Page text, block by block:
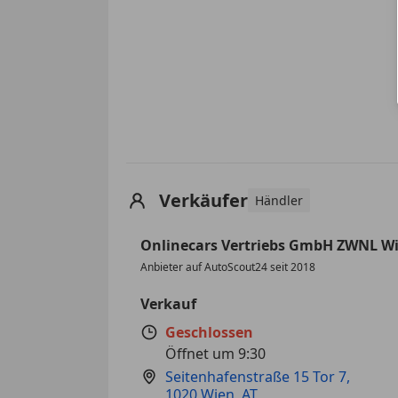
Verkäufer Händler
Onlinecars Vertriebs GmbH ZWNL
Anbieter auf AutoScout24 seit 2018
Verkauf
Geschlossen
Öffnet um 9:30
Seitenhafenstraße 15 Tor 7,
1020 Wien, AT